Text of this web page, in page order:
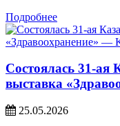
Подробнее
Состоялась 31-ая
выставка
25.05.2026